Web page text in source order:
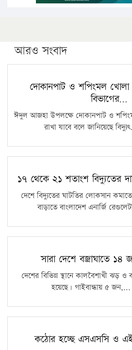
আরও সংবাদ
দোকানপাট ও শপিংমল খোলা
বিভাগের…
ঈদুল আজহা উপলক্ষে দোকানপাট ও
রাখা যাবে বলে জানিয়েছে
১৭ থেকে ২১ শতাংশ বিদ্যুতের
দেশে বিদ্যুতের ঘাটতির লোকসান
বাড়াতে বাংলাদেশ এনার্জি
সারা দেশে বজ্রাঘাতে ১৪
দেশের বিভিন্ন স্থানে কালবৈশাখী ঝড়
হয়েছে। গাইবান্ধায় ৫ জন,...
কঠোর হচ্ছে এসএসসি ও